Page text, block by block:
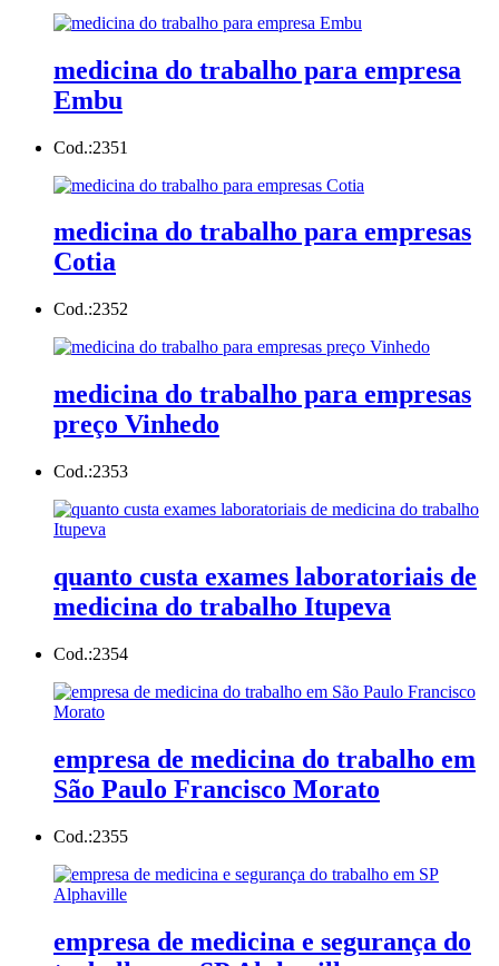
medicina do trabalho para empresa
Embu
Cod.:2351
medicina do trabalho para empresas
Cotia
Cod.:2352
medicina do trabalho para empresas
preço Vinhedo
Cod.:2353
quanto custa exames laboratoriais de
medicina do trabalho Itupeva
Cod.:2354
empresa de medicina do trabalho em
São Paulo Francisco Morato
Cod.:2355
empresa de medicina e segurança do